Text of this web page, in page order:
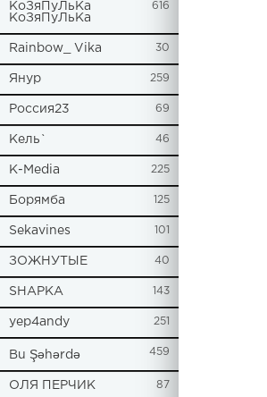
КоЗяПуЛьКа
КоЗяПуЛьКа
616
Rainbow_ Vika 30
Янур 259
Россия23 69
Кель` 46
К-Media 225
Борямба 125
Sekavines 101
ЗОЖНУТЫЕ 40
SHAPKA 143
yep4andy 251
Bu Şəhərdə 459
ОЛЯ ПЕРЧИК 87